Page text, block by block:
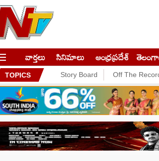
వార్తలు సినిమాలు ఆంధ్రప్రదేశ్
TOPICS Story Board Off The